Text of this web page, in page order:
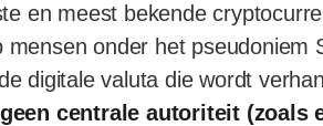
en meest bekende
mensen onder het pseudoniem
digitale valuta die wordt
centrale autoriteit (zoals